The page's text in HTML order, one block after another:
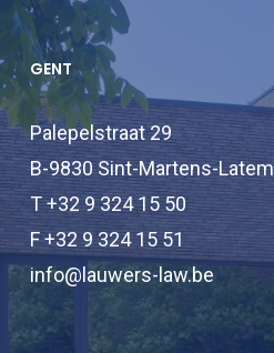
GENT
Palepelstraat 29
B-9830 Sint-Martens-Latem
T +32 9 324 15 50
F +32 9 324 15 51
info@lauwers-law.be